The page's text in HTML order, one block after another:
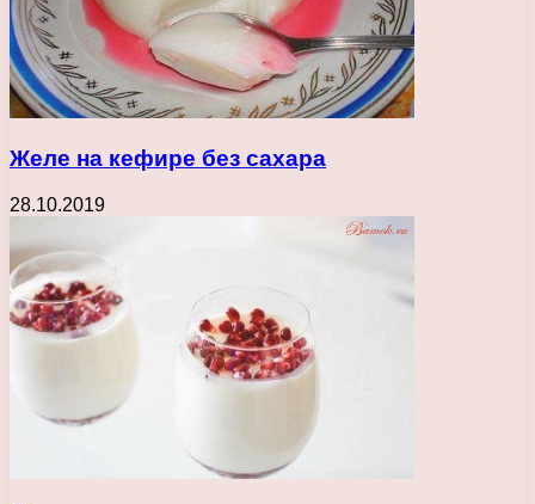
Желе на кефире без сахара
28.10.2019